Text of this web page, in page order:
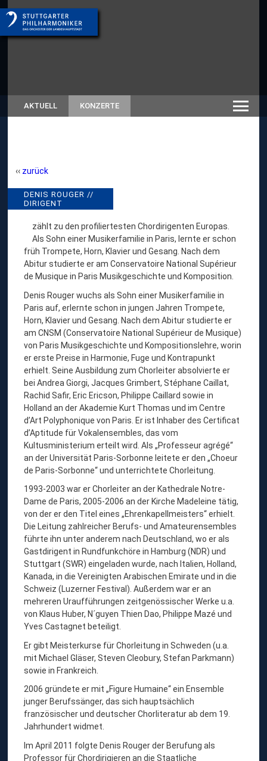
AKTUELL KONZERTE
zurück
D
E
N
I
S
R
O
U
G
E
R
,
D
I
R
I
G
E
N
T
DENIS ROUGER //
DIRIGENT
zählt zu den profiliertesten Chordirigenten Europas.
Als Sohn einer Musikerfamilie in Paris, lernte er schon
früh Trompete, Horn, Klavier und Gesang. Nach dem
Abitur studierte er am Conservatoire National Supérieur
de Musique in Paris Musikgeschichte und Komposition.
Denis Rouger wuchs als Sohn einer Musikerfamilie in
Paris auf, erlernte schon in jungen Jahren Trompete,
Horn, Klavier und Gesang. Nach dem Abitur studierte er
am CNSM (Conservatoire National Supérieur de Musique)
von Paris Musikgeschichte und Kompositionslehre, worin
er erste Preise in Harmonie, Fuge und Kontrapunkt
erhielt. Seine Ausbildung zum Chorleiter absolvierte er
bei Andrea Giorgi, Jacques Grimbert, Stéphane Caillat,
Rachid Safir, Eric Ericson, Philippe Caillard sowie in
Holland an der Akademie Kurt Thomas und im Centre
d’Art Polyphonique von Paris. Er ist Inhaber des Certificat
d’Aptitude für Vokalensembles, das vom
Kultusministerium erteilt wird. Als „Professeur agrégé“
an der Universität Paris-Sorbonne leitete er den „Choeur
de Paris-Sorbonne“ und unterrichtete Chorleitung.
1993-2003 war er Chorleiter an der Kathedrale Notre-
Dame de Paris, 2005-2006 an der Kirche Madeleine tätig,
von der er den Titel eines „Ehrenkapellmeisters“ erhielt.
Die Leitung zahlreicher Berufs- und Amateurensembles
führte ihn unter anderem nach Deutschland, wo er als
Gastdirigent in Rundfunkchöre in Hamburg (NDR) und
Stuttgart (SWR) eingeladen wurde, nach Italien, Holland,
Kanada, in die Vereinigten Arabischen Emirate und in die
Schweiz (Luzerner Festival). Außerdem war er an
mehreren Uraufführungen zeitgenössischer Werke u.a.
von Klaus Huber, N´guyen Thien Dao, Philippe Mazé und
Yves Castagnet beteiligt.
Er gibt Meisterkurse für Chorleitung in Schweden (u.a.
mit Michael Gläser, Steven Cleobury, Stefan Parkmann)
sowie in Frankreich.
2006 gründete er mit „Figure Humaine“ ein Ensemble
junger Berufssänger, das sich hauptsächlich
französischer und deutscher Chorliteratur ab dem 19.
Jahrhundert widmet.
Im April 2011 folgte Denis Rouger der Berufung als
Professor für Chordirigieren an die Staatliche